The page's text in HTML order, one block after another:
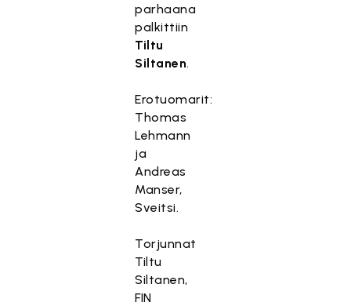
parhaana
palkittiin
Tiltu
Siltanen.
Erotuomarit:
Thomas
Lehmann
ja
Andreas
Manser,
Sveitsi.
Torjunnat
Tiltu
Siltanen,
FIN